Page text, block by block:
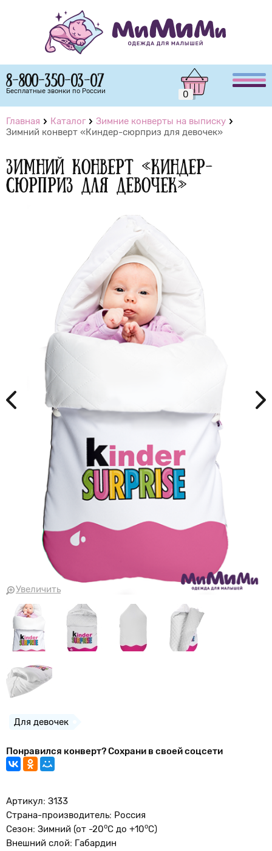
8-800-350-03-07
Бесплатные звонки по России 0
Главная Каталог
Зимние конверты на выписку
Зимний конверт «Киндер-сюрприз для девочек»
Зимний конверт «Киндер-
сюрприз для девочек»
Увеличить
Для девочек
Понравился конверт? Сохрани в своей соцсети
Артикул: З133
Страна-производитель: Россия
Сезон: Зимний (от -20оС до +10oС)
Внешний слой: Габардин